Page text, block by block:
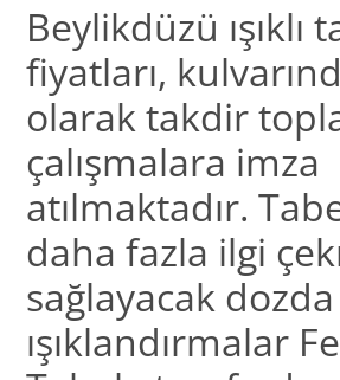
Beylikdüzü ışıklı
fiyatları,
olarak takdir
çalışmalara imza
atılmaktadır.
daha fazla ilgi
sağlayacak dozda
ışıklandırmalar